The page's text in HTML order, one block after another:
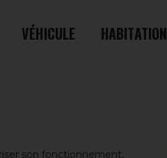
VÉHICULE HABITATION
son fonctionnement,